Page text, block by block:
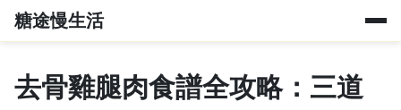
糖途慢生活
去骨雞腿肉食譜全攻略：三道